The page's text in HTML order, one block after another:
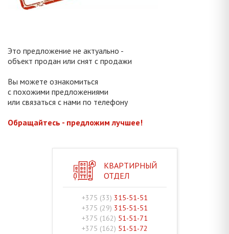
Это предложение не актуально -
объект продан или снят с продажи
Вы можете ознакомиться
с похожими предложениями
или связаться с нами по телефону
Обращайтесь - предложим лучшее!
КВАРТИРНЫЙ
ОТДЕЛ
+375 (33) 315-51-51
+375 (29) 315-51-51
+375 (162) 51-51-71
+375 (162) 51-51-72